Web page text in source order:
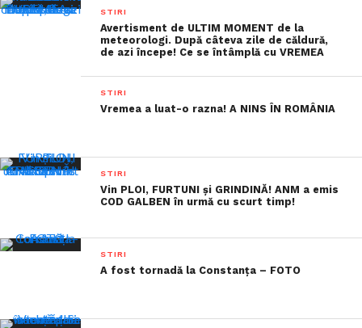
STIRI
Avertisment de ULTIM MOMENT de la
meteorologi. După câteva zile de căldură,
de azi începe! Ce se întâmplă cu VREMEA
STIRI
Vremea a luat-o razna! A NINS ÎN ROMÂNIA
STIRI
Vin PLOI, FURTUNI și GRINDINĂ! ANM a emis
COD GALBEN în urmă cu scurt timp!
STIRI
A fost tornadă la Constanța – FOTO